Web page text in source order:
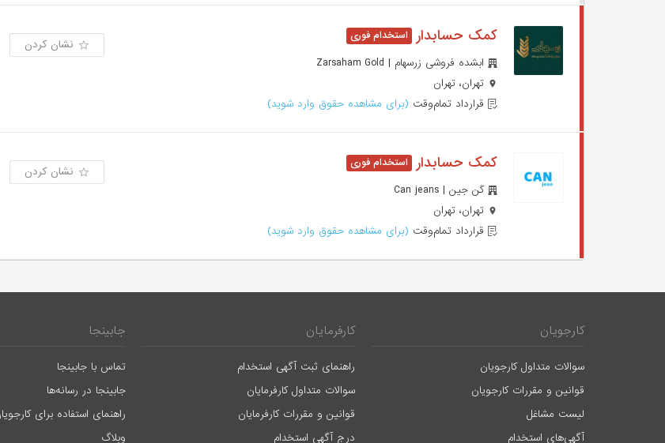
کمک حسابدار
ابشده فروشی زرسهام | Zarsaham Gold
تهران، تهران
قرارداد تمام‌وقت (برای مشاهده حقوق وارد شوید)
نشان کردن
کمک حسابدار
کَن جین | Can jeans
تهران، تهران
قرارداد تمام‌وقت (برای مشاهده حقوق وارد شوید)
نشان کردن
کارجویان
سوالات متداول کارجویان
قوانین و مقررات کارجویان
لیست مشاغل
آگهی‌های استخدام
کارفرمایان
راهنمای ثبت آگهی استخدام
سوالات متداول کارفرمایان
قوانین و مقررات کارفرمایان
درج آگهی استخدام
جابینجا
تماس با جابینجا
جابینجا در رسانه‌ها
راهنمای استفاده برای
وبلاگ